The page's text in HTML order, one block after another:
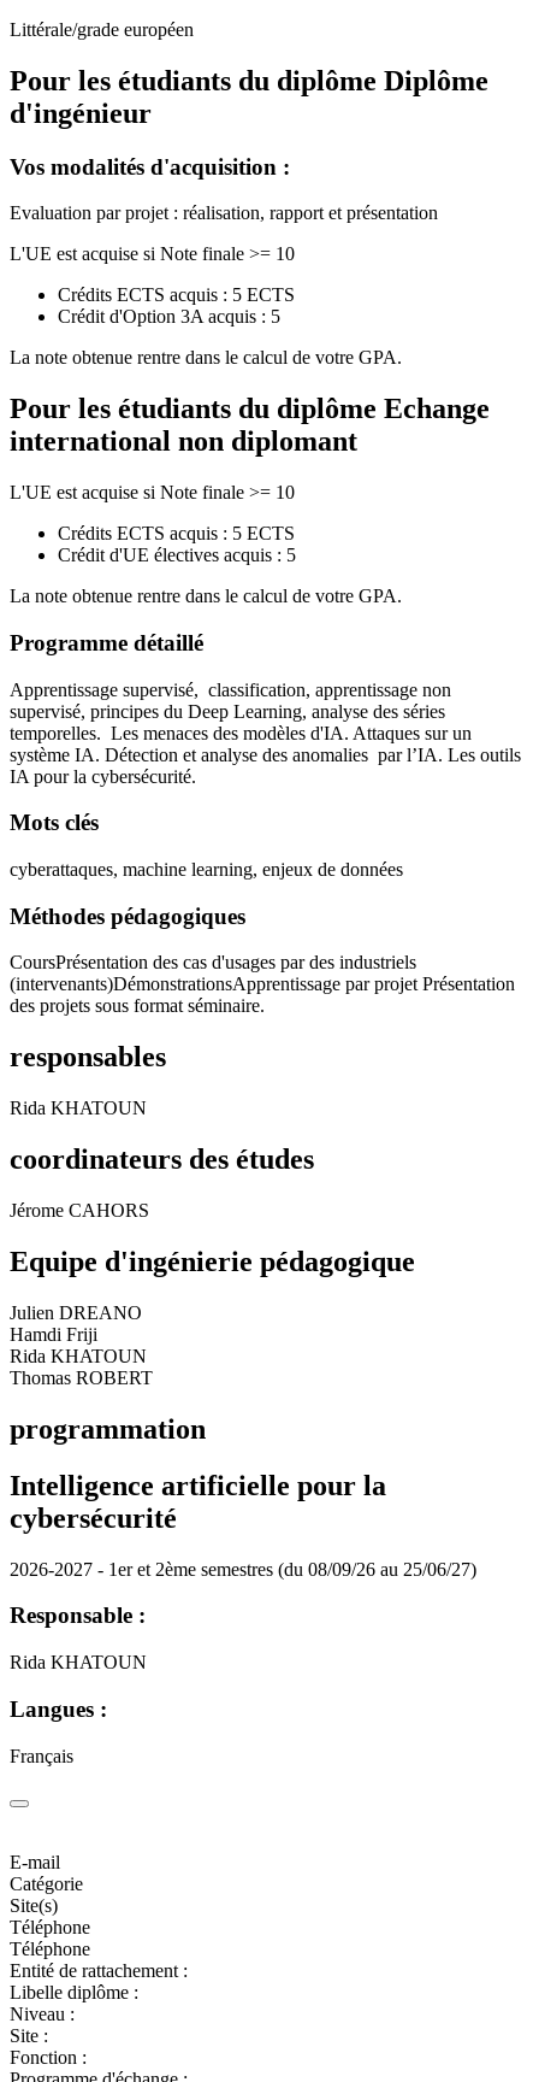
Littérale/grade européen
Pour les étudiants du diplôme Diplôme
d'ingénieur
Vos modalités d'acquisition :
Evaluation par projet : réalisation, rapport et présentation
L'UE est acquise si Note finale >= 10
Crédits ECTS acquis : 5 ECTS
Crédit d'Option 3A acquis : 5
La note obtenue rentre dans le calcul de votre GPA.
Pour les étudiants du diplôme Echange
international non diplomant
L'UE est acquise si Note finale >= 10
Crédits ECTS acquis : 5 ECTS
Crédit d'UE électives acquis : 5
La note obtenue rentre dans le calcul de votre GPA.
Programme détaillé
Apprentissage supervisé, classification, apprentissage non
supervisé, principes du Deep Learning, analyse des séries
temporelles. Les menaces des modèles d'IA. Attaques sur un
système IA. Détection et analyse des anomalies par l’IA. Les outils
IA pour la cybersécurité.
Mots clés
cyberattaques, machine learning, enjeux de données
Méthodes pédagogiques
CoursPrésentation des cas d'usages par des industriels
(intervenants)DémonstrationsApprentissage par projet Présentation
des projets sous format séminaire.
responsables
Rida KHATOUN
coordinateurs des études
Jérome CAHORS
Equipe d'ingénierie pédagogique
Julien DREANO
Hamdi Friji
Rida KHATOUN
Thomas ROBERT
programmation
Intelligence artificielle pour la
cybersécurité
2026-2027 - 1er et 2ème semestres (du 08/09/26 au 25/06/27)
Responsable :
Rida KHATOUN
Langues :
Français
E-mail
Catégorie
Site(s)
Téléphone
Téléphone
Entité de rattachement :
Libelle diplôme :
Niveau :
Site :
Fonction :